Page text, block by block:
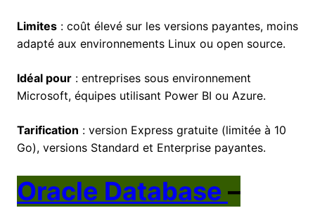
Limites : coût élevé sur les versions payantes, moins
adapté aux environnements Linux ou open source.
Idéal pour : entreprises sous environnement
Microsoft, équipes utilisant Power BI ou Azure.
Tarification : version Express gratuite (limitée à 10
Go), versions Standard et Enterprise payantes.
Oracle Database –